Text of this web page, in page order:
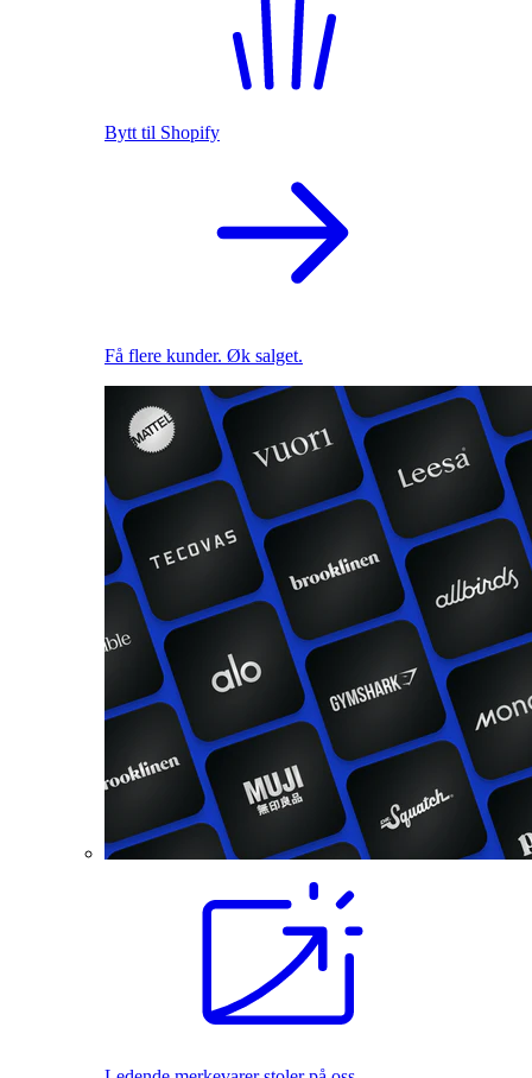
Bytt til Shopify
Få flere kunder. Øk salget.